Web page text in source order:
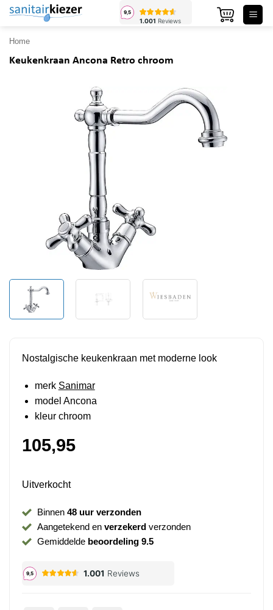
Ga
inhoud
Home
Keukenkraan Ancona Retro chroom
Nostalgische keukenkraan met moderne look
merk Sanimar
model Ancona
kleur chroom
105,95
Uitverkocht
Binnen 48 uur verzonden
Aangetekend en verzekerdverzonden
Gemiddelde beoordeling 9.5